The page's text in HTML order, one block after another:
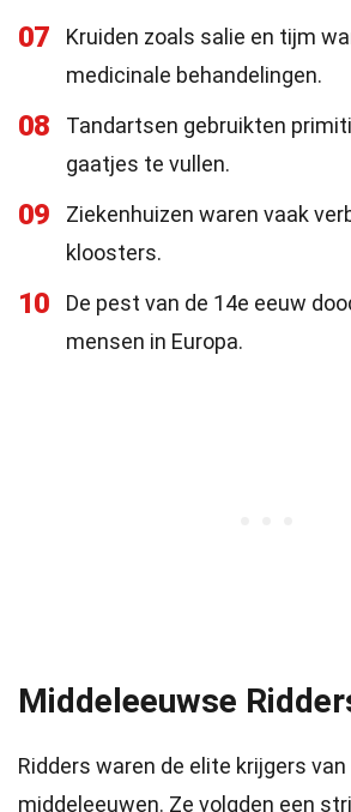
07
Kruiden zoals salie en tijm
medicinale behandelingen.
08
Tandartsen gebruikten
gaatjes te vullen.
09
Ziekenhuizen waren vaak
kloosters.
10
De pest van de 14e eeuw
mensen in Europa.
Middeleeuwse
Ridders waren de elite krijgers van
middeleeuwen. Ze volgden een